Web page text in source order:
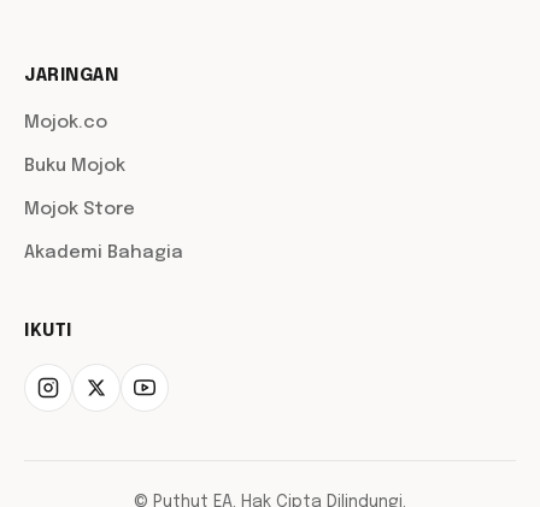
JARINGAN
Mojok.co
Buku Mojok
Mojok Store
Akademi Bahagia
IKUTI
© Puthut EA. Hak Cipta Dilindungi.